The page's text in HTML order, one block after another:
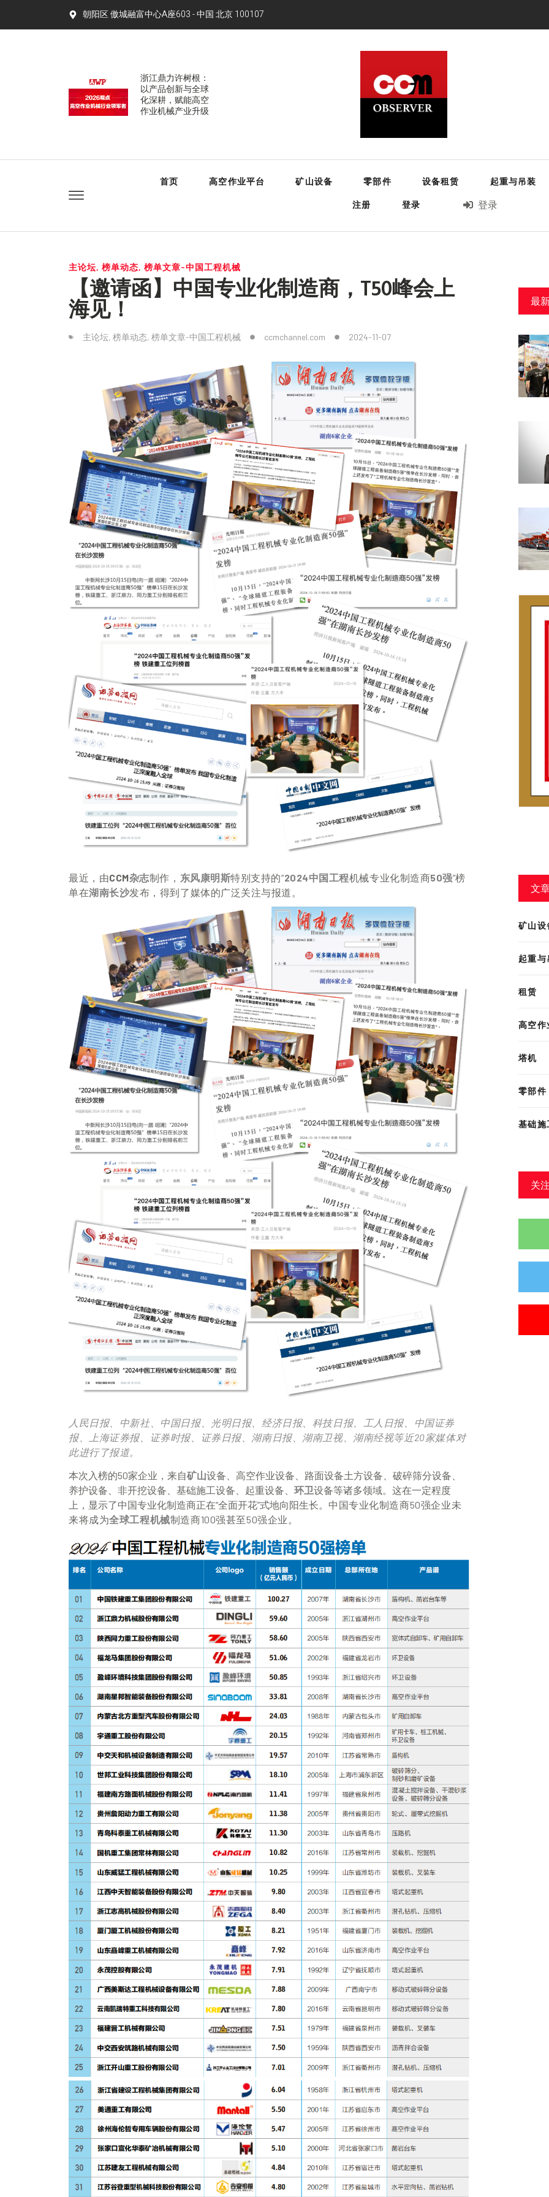
朝阳区 傲城融富中心A座603 - 中国 北京 100107​
浙江鼎力许树根：
以产品创新与全球
化深耕，赋能高空
作业机械产业升级
首页 高空作业平台 矿山设备 零部件 设备租赁 起重与吊装
注册
登录 登录
主论坛, 榜单动态, 榜单文章-中国工程机械
【邀请函】中国专业化制造商，T50峰会上
海见！
主论坛, 榜单动态, 榜单文章-中国工程机械 ccmchannel.com 2024-11-07
最近，由CCM杂志制作， 东风康明斯特别支持的“2024中国工程机械专业化制造商50强”榜
单在湖南长沙发布， 得到了媒体的广泛关注与报道 。
人民日报、中新社、中国日报、光明日报、经济日报、科技日报、工人日报、中国证券
报、上海证券报、证券时报、证券日报、湖南日报、湖南卫视、湖南经视等近20家媒体对
此进行了报道。
本次入榜的50家企业，来自矿山设备、高空作业设备、路面设备土方设备、破碎筛分设备、
养护设备、非开挖设备、基础施工设备、起重设备、 环卫设备等诸多领域。这在一定程度
上，显示了中国专业化制造商正在“全面开花”式地向阳生长。 中国专业化制造商50强企业未
来将成为全球工程机械制造商100强甚至50强企业。
最
文
矿山设
起重与
租赁
高空作
塔机
零部件
基础施
关